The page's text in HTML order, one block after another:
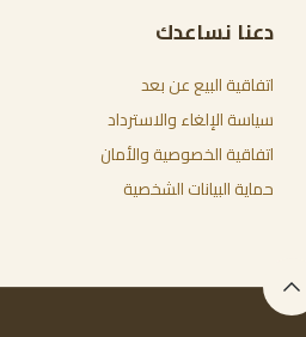
دعنا نساعدك
اتفاقية البيع عن بعد
سياسة الإلغاء والاسترداد
اتفاقية الخصوصية والأمان
حماية البيانات الشخصية